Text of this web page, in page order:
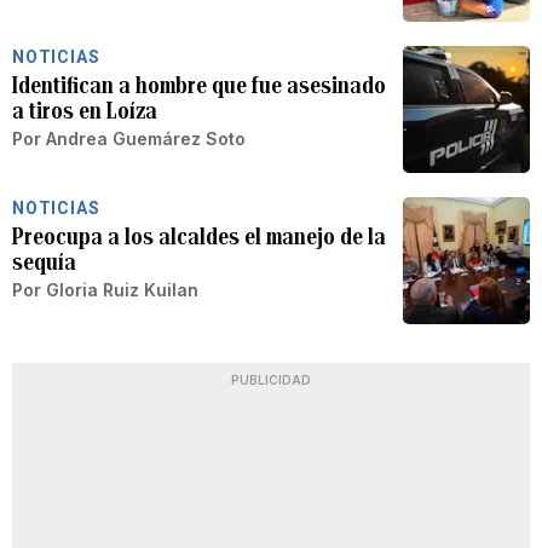
NOTICIAS
Identifican a hombre que fue asesinado
a tiros en Loíza
Por Andrea Guemárez Soto
NOTICIAS
Preocupa a los alcaldes el manejo de la
sequía
Por Gloria Ruiz Kuilan
PUBLICIDAD